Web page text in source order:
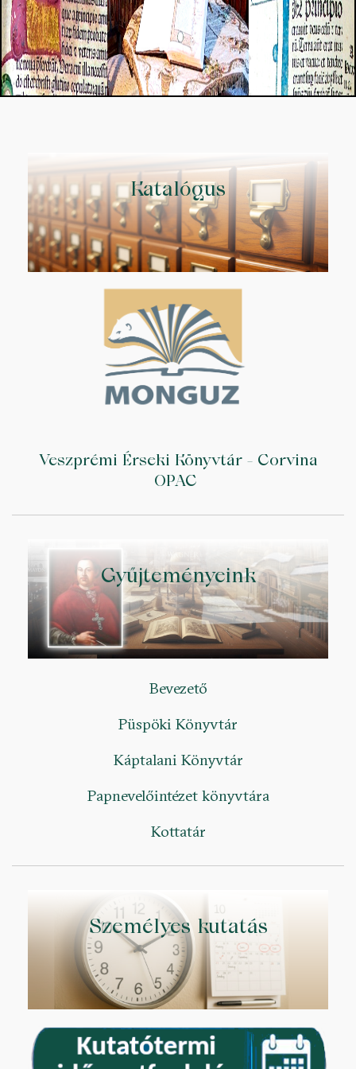
Katalógus
Veszprémi Érseki Könyvtár - Corvina
OPAC
Gyűjteményeink
Bevezető
Püspöki Könyvtár
Káptalani Könyvtár
Papnevelőintézet könyvtára
Kottatár
Személyes kutatás